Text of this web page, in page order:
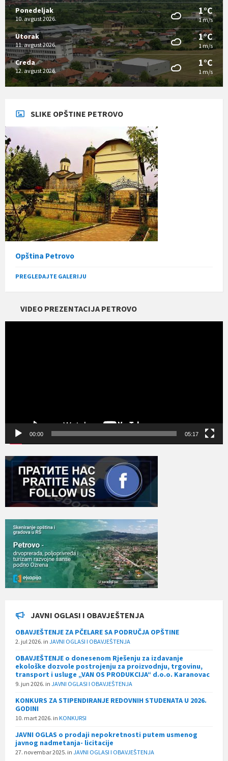
Ponedeljak
10. avgust 2026.
1°C
1 m/s
Utorak
11. avgust 2026.
1°C
1 m/s
Creda
12. avgust 2026.
1°C
1 m/s
SLIKE OPŠTINE PETROVO
Opština Petrovo
PREGLEDAJTE GALERIJU
VIDEO PREZENTACIJA PETROVO
00:00 05:17
JAVNI OGLASI I OBAVJEŠTENJA
OBAVJEŠTENJE ZA PČELARE SA PODRUČJA OPŠTINE
2. jul 2026. in JAVNI OGLASI I OBAVJEŠTENJA
OBAVJEŠTENJE o donesenom Rješenju za izdavanje
ekološke dozvole postrojenju za proizvodnju, trgovinu,
transport i usluge „VAN OS PRODUKCIJA“ d.o.o. Karanovac
9. jun 2026. in JAVNI OGLASI I OBAVJEŠTENJA
KONKURS ZA STIPENDIRANJE REDOVNIH STUDENATA U 2026.
GODINI
10. mart 2026. in KONKURSI
JAVNI OGLAS o prodaji nepokretnosti putem usmenog
javnog nadmetanja- licitacije
27. novembar 2025. in JAVNI OGLASI I OBAVJEŠTENJA